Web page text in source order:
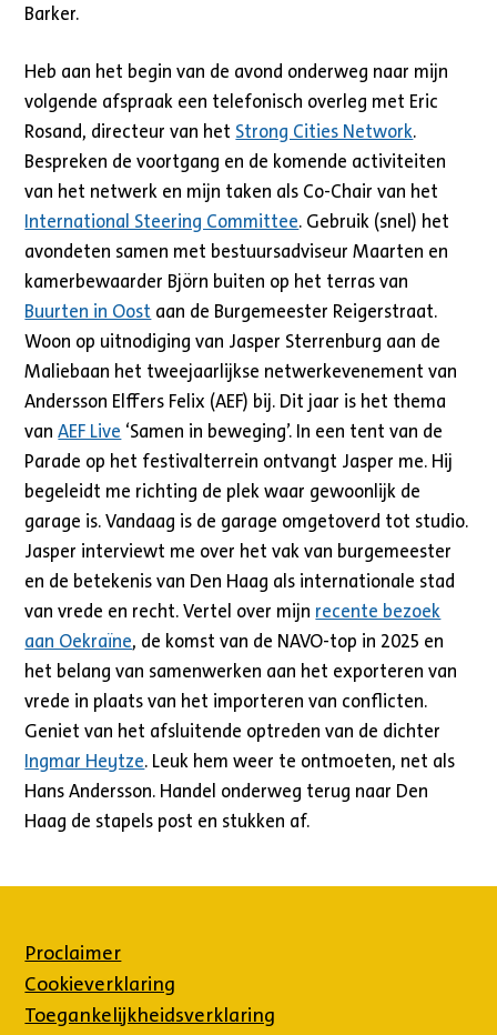
Barker.
Heb aan het begin van de avond onderweg naar mijn
volgende afspraak een telefonisch overleg met Eric
Rosand, directeur van het Strong Cities Network.
Bespreken de voortgang en de komende activiteiten
van het netwerk en mijn taken als Co-Chair van het
International Steering Committee. Gebruik (snel) het
avondeten samen met bestuursadviseur Maarten en
kamerbewaarder Björn buiten op het terras van
Buurten in Oost aan de Burgemeester Reigerstraat.
Woon op uitnodiging van Jasper Sterrenburg aan de
Maliebaan het tweejaarlijkse netwerkevenement van
Andersson Elffers Felix (AEF) bij. Dit jaar is het thema
vanAEF Live ‘Samen in beweging’. In een tent van de
Parade op het festivalterrein ontvangt Jasper me. Hij
begeleidt me richting de plek waar gewoonlijk de
garage is. Vandaag is de garage omgetoverd tot studio.
Jasper interviewt me over het vak van burgemeester
en de betekenis van Den Haag als internationale stad
van vrede en recht. Vertel over mijn recente bezoek
aan Oekraïne, de komst van de NAVO-top in 2025 en
het belang van samenwerken aan het exporteren van
vrede in plaats van het importeren van conflicten.
Geniet van het afsluitende optreden van de dichter
Ingmar Heytze. Leuk hem weer te ontmoeten, net als
Hans Andersson. Handel onderweg terug naar Den
Haag de stapels post en stukken af.
Proclaimer
Cookieverklaring
Toegankelijkheidsverklaring